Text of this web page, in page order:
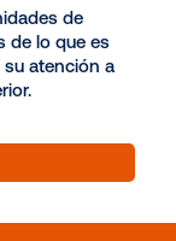
Le
nos
mutuamente